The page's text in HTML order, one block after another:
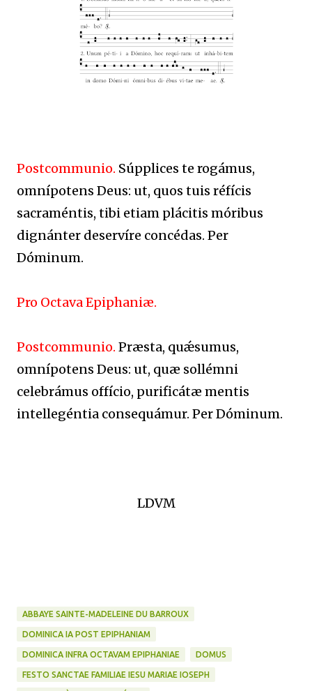
Postcommunio. Súpplices te rogámus,
omnípotens Deus: ut, quos tuis réfícis
sacraméntis, tibi etiam plácitis móribus
dignánter deservíre concédas. Per
Dóminum.
Pro Octava Epiphaniæ.
Postcommunio. Præsta, quǽsumus,
omnípotens Deus: ut, quæ sollémni
celebrámus offício, purificátæ mentis
intellegéntia consequámur. Per Dóminum.
LDVM
ABBAYE SAINTE-MADELEINE DU BARROUX
DOMINICA IA POST EPIPHANIAM
DOMINICA INFRA OCTAVAM EPIPHANIAE DOMUS
FESTO SANCTAE FAMILIAE IESU MARIAE IOSEPH